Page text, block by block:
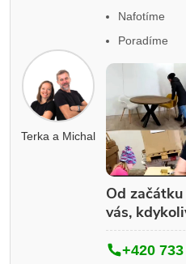
Terka a Michal
Nafotíme
Poradíme
Od
vás,
+420